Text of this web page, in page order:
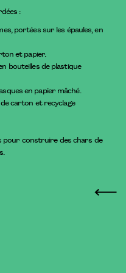
:
portées sur les épaules, en
et papier.
bouteilles de plastique
en papier mâché.
carton et recyclage
pour construire des chars de